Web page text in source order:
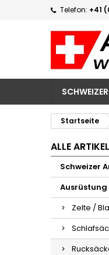
Telefon: +41
Startseite
ALLE ARTIKEL
Schweizer
Ausrüstung
Zelte /